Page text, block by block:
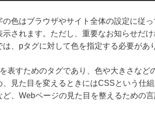
の色はブラウザやサイト全体の設定に従
示されます。ただし、重要なお知らせだ
、pタグに対して色を指定する必要があ
表すためのタグであり、色や大きさなど
、見た目を変えるときにはCSSという仕
、Webページの見た目を整えるための言